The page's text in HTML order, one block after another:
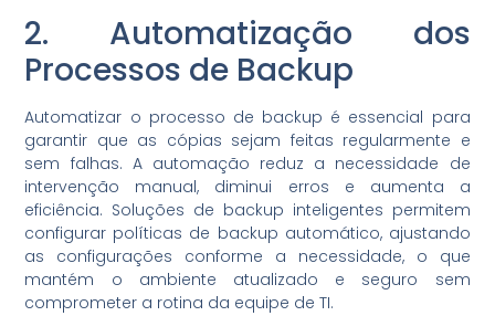
2. Automatização dos
Processos de Backup
Automatizar o processo de backup é essencial para
garantir que as cópias sejam feitas regularmente e
sem falhas. A automação reduz a necessidade de
intervenção manual, diminui erros e aumenta a
eficiência. Soluções de backup inteligentes permitem
configurar políticas de backup automático, ajustando
as configurações conforme a necessidade, o que
mantém o ambiente atualizado e seguro sem
comprometer a rotina da equipe de TI.